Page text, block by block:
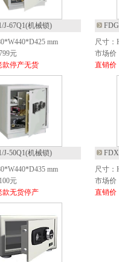
J-67Q1(机械锁)
mm
元
款停产无货
尺寸：
市场价
直销价
J-50Q1(机械锁)
mm
元
款无货停产
尺寸：
市场价
直销价